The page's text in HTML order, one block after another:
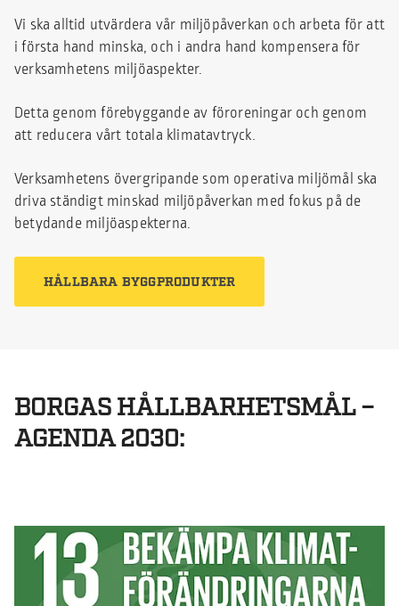
Vi ska alltid utvärdera vår miljöpåverkan och arbeta för att
i första hand minska, och i andra hand kompensera för
verksamhetens miljöaspekter.
Detta genom förebyggande av föroreningar och genom
att reducera vårt totala klimatavtryck.
Verksamhetens övergripande som operativa miljömål ska
driva ständigt minskad miljöpåverkan med fokus på de
betydande miljöaspekterna.
HÅLLBARA BYGGPRODUKTER
BORGAS HÅLLBARHETSMÅL –
AGENDA 2030: